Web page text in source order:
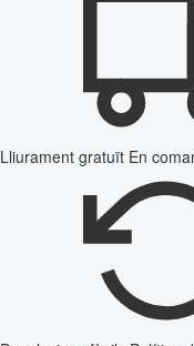
Lliurament gratuït En